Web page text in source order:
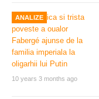
ANALIZE
10 years 3 months ago